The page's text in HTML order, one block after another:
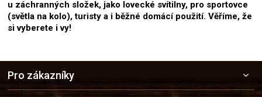
u záchranných složek, jako lovecké svítilny, pro sportovce
(světla na kolo), turisty a i běžné domácí použití. Věříme, že
si vyberete i vy!
Pro zákazníky